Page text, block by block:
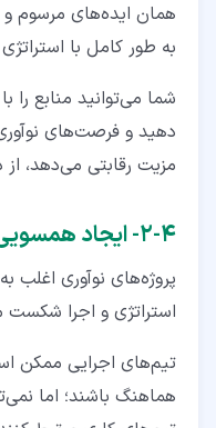
همان ایده‌های مرسوم
به طور کامل با
شما می‌توانید منابع را
دهید و فرصت‌های
مزیت رقابتی می‌دهد،
۴‏-‏۲‏- ایجاد همسویی استراتژیک
پروژه‌های نوآوری اغلب
استراتژی و اجرا شکست
تیم‌های اجرایی ممکن
هماهنگ باشند؛ اما